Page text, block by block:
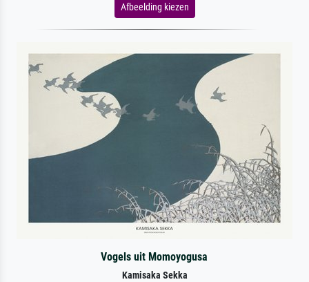
Afbeelding kiezen
Vogels uit Momoyogusa
Kamisaka Sekka